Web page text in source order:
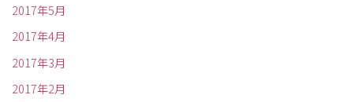
2017年5月
2017年4月
2017年3月
2017年2月